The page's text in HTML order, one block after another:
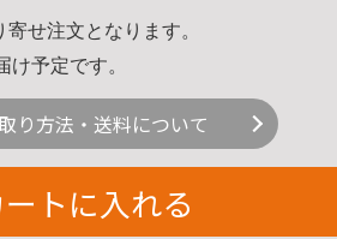
せ注文となります。
け予定です。
り方法・送料について
ートに入れる